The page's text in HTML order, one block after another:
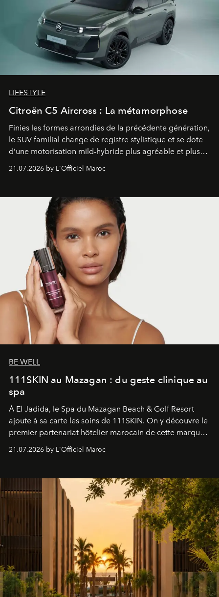
LIFESTYLE
Citroën C5 Aircross : La métamorphose
Finies les formes arrondies de la précédente génération,
le SUV familial change de registre stylistique et se dote
d’une motorisation mild-hybride plus agréable et plus
économe. à n’en pas douter, le nouveau C5 Aircross a
gagné en maturité.
21.07.2026 by L'Officiel Maroc
BE WELL
111SKIN au Mazagan : du geste clinique au
spa
À El Jadida, le Spa du Mazagan Beach & Golf Resort
ajoute à sa carte les soins de 111SKIN. On y découvre le
premier partenariat hôtelier marocain de cette marque
britannique, née dans un cabinet de chirurgie plastique
londonien et construite depuis autour d'un actif breveté,
21.07.2026 by L'Officiel Maroc